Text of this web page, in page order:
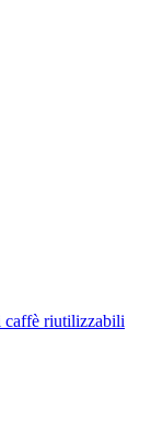
caffè riutilizzabili